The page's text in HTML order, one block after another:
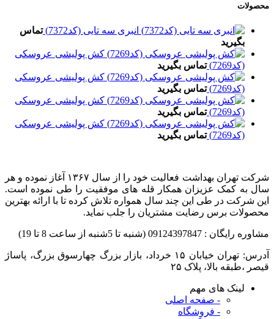
محصولات
انبری سه تایی (کد7372)
تماس
بگیرید
کش پولیشی عروسکی
(کد7269)
تماس بگیرید
کش پولیشی عروسکی
(کد7269)
تماس بگیرید
کش پولیشی عروسکی
(کد7269)
تماس بگیرید
کش پولیشی عروسکی
(کد7269)
تماس بگیرید
شرکت تهران بهداشت فعالیت خود را از سال ۱۳۶۷ آغاز نموده و هر
سال به کمک عزیزان همکار قله های موفقیت را طی نموده است.
این شرکت در طی این چند سال همواره تلاش کرده تا با ارائه بهترین
محصولات برس رضایت مشتریان را جلب نماید.
مشاوره رایگان : 09124397847 (شنبه تا 5شنبه از ساعت 8 تا 19)
قیصر ،طبقه بالا، پلاک ۲۵
لینک های مهم
- صفحه اصلی
- فروشگاه